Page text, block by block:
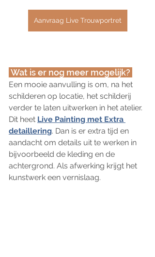
Aanvraag Live Trouwportret
Wat is er nog meer mogelijk?
Een mooie aanvulling is om, na het
schilderen op locatie, het schilderij
verder te laten uitwerken in het atelier.
Dit heet Live Painting met Extra
detaillering. Dan is er extra tijd en
aandacht om details uit te werken in
bijvoorbeeld de kleding en de
achtergrond. Als afwerking krijgt het
kunstwerk een vernislaag.